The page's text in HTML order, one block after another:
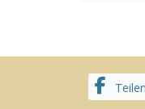
Teilen